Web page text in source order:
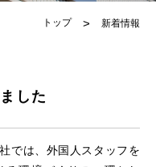
トップ 新着情報
した
では、外国人スタッフを